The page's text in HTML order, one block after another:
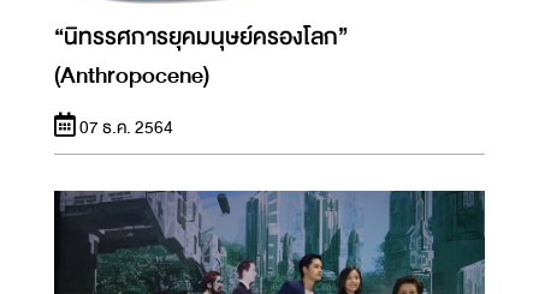
“นิทรรศการยุคมนุษย์ครองโลก”
(Anthropocene)
07 ธ.ค. 2564